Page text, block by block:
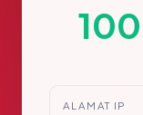
100
ALAMAT IP